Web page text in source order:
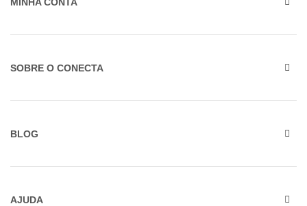
SOBRE O CONECTA
BLOG
AJUDA